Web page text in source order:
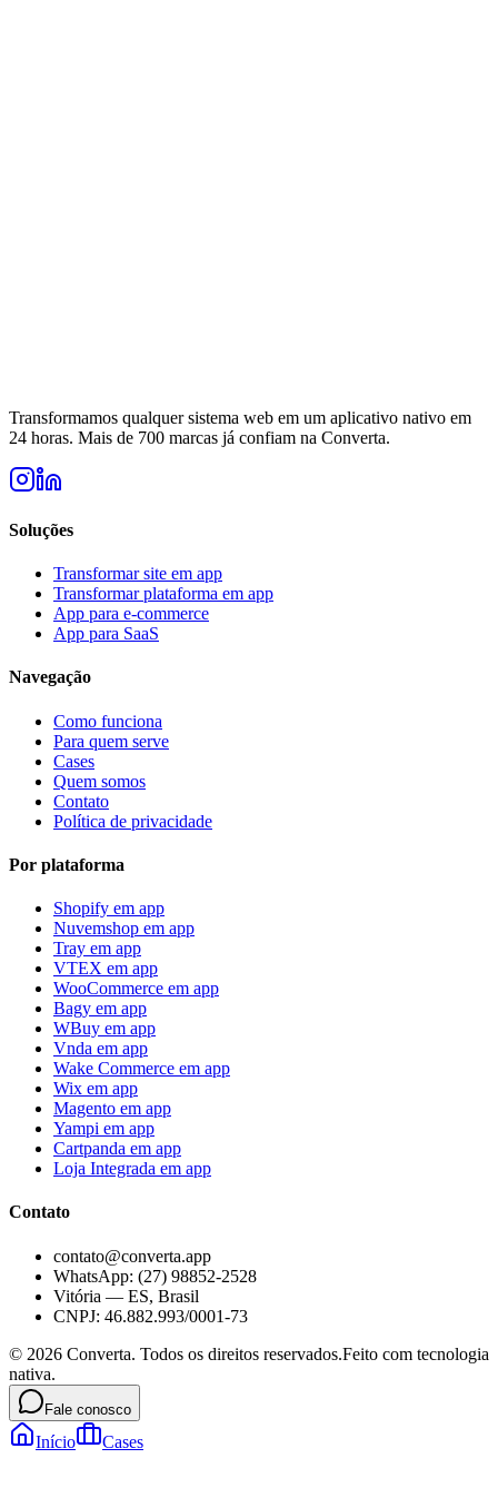
Transformamos qualquer sistema web em um aplicativo nativo em
24 horas. Mais de 700 marcas já confiam na Converta.
Soluções
Transformar site em app
Transformar plataforma em app
App para e-commerce
App para SaaS
Navegação
Como funciona
Para quem serve
Cases
Quem somos
Contato
Política de privacidade
Por plataforma
Shopify em app
Nuvemshop em app
Tray em app
VTEX em app
WooCommerce em app
Bagy em app
WBuy em app
Vnda em app
Wake Commerce em app
Wix em app
Magento em app
Yampi em app
Cartpanda em app
Loja Integrada em app
Contato
contato@converta.app
WhatsApp: (27) 98852-2528
Vitória — ES, Brasil
CNPJ: 46.882.993/0001-73
© 2026 Converta. Todos os direitos reservados.Feito com tecnologia
nativa.
Fale conosco
Início Cases